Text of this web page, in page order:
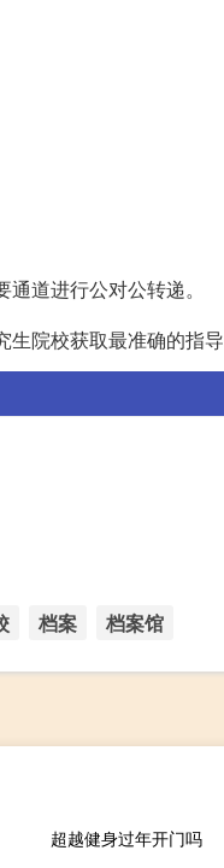
道进行公对公转递。
生院校获取最准确的指导
档案 档案馆
超越健身过年开门吗